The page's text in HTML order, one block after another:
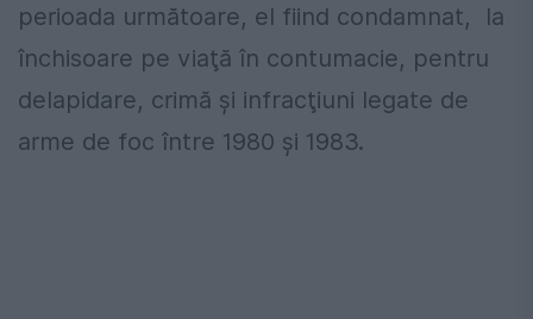
perioada următoare, el fiind condamnat, la
închisoare pe viaţă în contumacie, pentru
delapidare, crimă şi infracţiuni legate de
arme de foc între 1980 şi 1983.